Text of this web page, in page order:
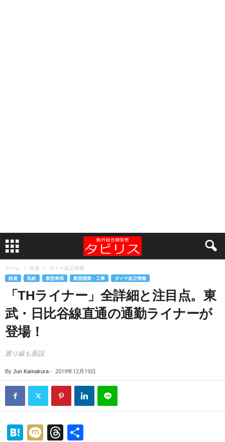
ホーム 鉄道 ダイヤ改正情報
鉄道 私鉄 新型車両 新規開業・工事 ダイヤ改正情報
「THライナー」全詳細と注目点。東
武・日比谷線直通の通勤ライナーが
登場！
渡り線も新設
By Jun Kamakura - 2019年12月19日
H
M
T